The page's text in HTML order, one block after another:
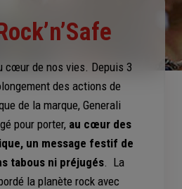
cœur de nos vies. Depuis 3
des actions de
de la marque, Generali
pour porter, au cœur des
un message festif de
tabous ni préjugés. La
la planète rock avec